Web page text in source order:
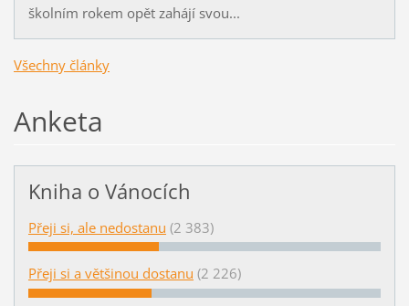
školním rokem opět zahájí svou...
Všechny články
Anketa
Kniha o Vánocích
Přeji si, ale nedostanu (2 383)
Přeji si a většinou dostanu (2 226)